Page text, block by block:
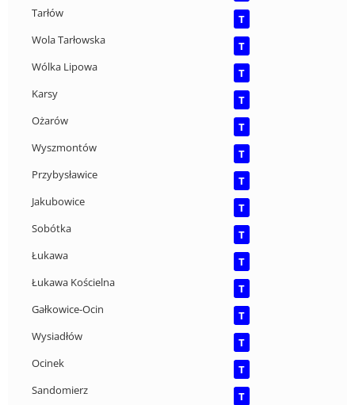
Tarłów
T
Wola Tarłowska
T
Wólka Lipowa
T
Karsy
T
Ożarów
T
Wyszmontów
T
Przybysławice
T
Jakubowice
T
Sobótka
T
Łukawa
T
Łukawa Kościelna
T
Gałkowice-Ocin
T
Wysiadłów
T
Ocinek
T
Sandomierz
T